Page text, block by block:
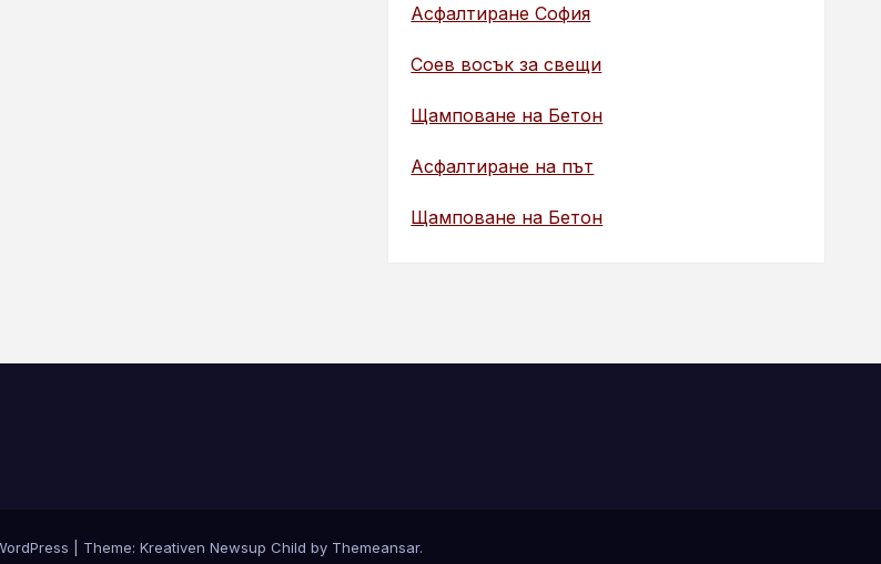
Асфалтиране София
Соев восък за свещи
Щамповане на Бетон
Асфалтиране на път
Щамповане на Бетон
Theme: Kreativen Newsup Child by Themeansar.